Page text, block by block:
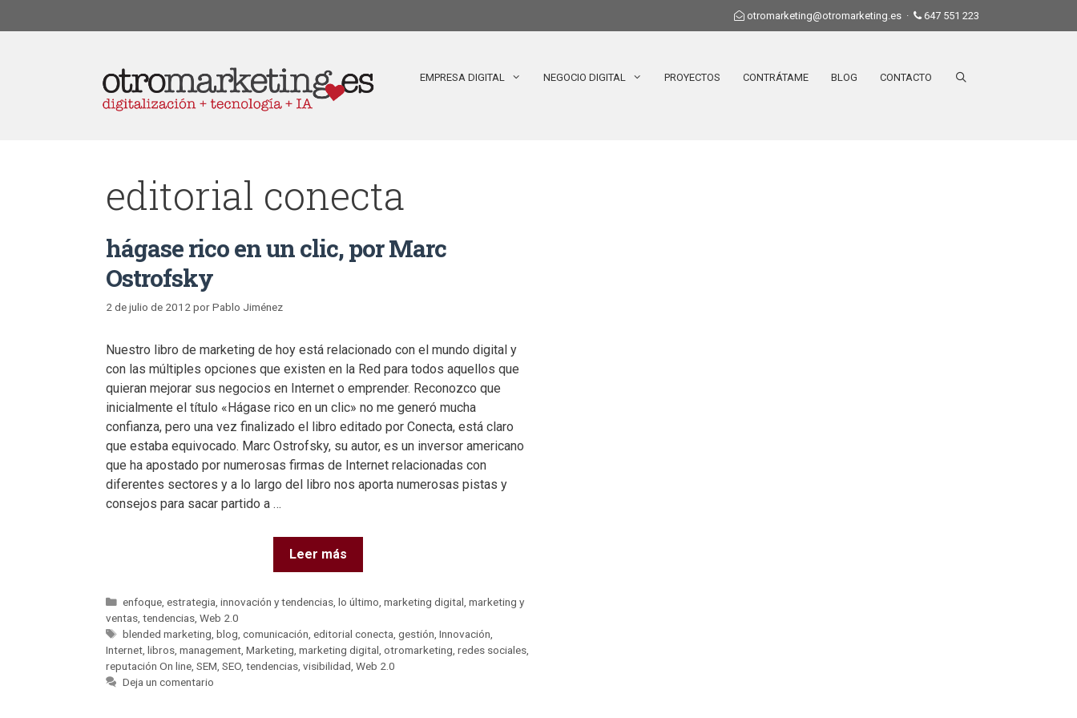
otromarketing@otromarketing.es · 647 551 223
EMPRESA DIGITAL NEGOCIO DIGITAL PROYECTOS CONTRÁTAME BLOG CONTACTO
editorial conecta
hágase rico en un clic, por Marc
Ostrofsky
2 de julio de 2012 porPablo Jiménez
Nuestro libro de marketing de hoy está relacionado con el mundo digital y
con las múltiples opciones que existen en la Red para todos aquellos que
quieran mejorar sus negocios en Internet o emprender. Reconozco que
inicialmente el título «Hágase rico en un clic» no me generó mucha
confianza, pero una vez finalizado el libro editado por Conecta, está claro
que estaba equivocado. Marc Ostrofsky, su autor, es un inversor americano
que ha apostado por numerosas firmas de Internet relacionadas con
diferentes sectores y a lo largo del libro nos aporta numerosas pistas y
consejos para sacar partido a …
Leer más
enfoque ,estrategia ,innovación y tendencias ,lo último ,marketing digital ,marketing y
ventas tendencias Web 2.0
blended marketing ,blog ,comunicación ,editorial conecta ,gestión ,Innovación
Internet libros management Marketing marketing digital otromarketing redes sociales
reputación On line SEM SEO tendencias visibilidad Web 2.0
Deja un comentario